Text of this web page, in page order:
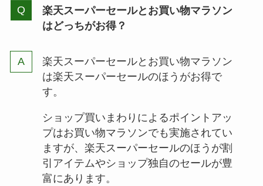
楽天スーパーセールとお買い物マラソン
はどっちがお得？
楽天スーパーセールとお買い物マラソン
は楽天スーパーセールのほうがお得で
す。
ショップ買いまわりによるポイントアッ
プはお買い物マラソンでも実施されてい
ますが、楽天スーパーセールのほうが割
引アイテムやショップ独自のセールが豊
富にあります。